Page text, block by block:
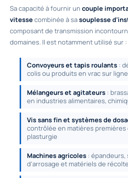
Sa capacité à fournir un couple
vitessecombinée à sasouplesse
composant de transmission
domaines. Il est notamment utilisé sur :
Convoyeurs et tapis roulants :
colis ou produits en vrac sur
Mélangeurs et agitateurs :
en industries alimentaires,
Vis sans fin et systèmes de
contrôlée en matières
plasturgie
Machines agricoles : épandeurs,
d'arrosage et matériels de récolte